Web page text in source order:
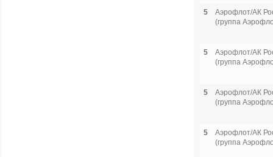
5
Аэрофлот/АК
(группа
5
Аэрофлот/АК
(группа
5
Аэрофлот/АК
(группа
5
Аэрофлот/АК
(группа